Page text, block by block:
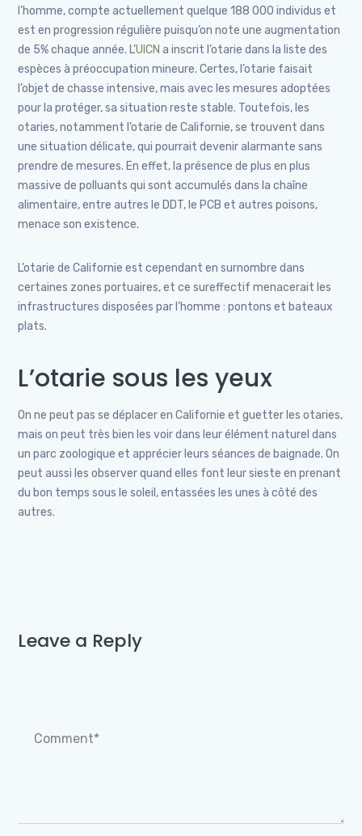
l’homme, compte actuellement quelque 188 000 individus et
est en progression régulière puisqu’on note une augmentation
de 5% chaque année. L’UICN a inscrit l’otarie dans la liste des
espèces à préoccupation mineure. Certes, l’otarie faisait
l’objet de chasse intensive, mais avec les mesures adoptées
pour la protéger, sa situation reste stable. Toutefois, les
otaries, notamment l’otarie de Californie, se trouvent dans
une situation délicate, qui pourrait devenir alarmante sans
prendre de mesures. En effet, la présence de plus en plus
massive de polluants qui sont accumulés dans la chaîne
alimentaire, entre autres le DDT, le PCB et autres poisons,
menace son existence.
L’otarie de Californie est cependant en surnombre dans
certaines zones portuaires, et ce sureffectif menacerait les
infrastructures disposées par l’homme : pontons et bateaux
plats.
L’otarie sous les yeux
On ne peut pas se déplacer en Californie et guetter les otaries,
mais on peut très bien les voir dans leur élément naturel dans
un parc zoologique et apprécier leurs séances de baignade. On
peut aussi les observer quand elles font leur sieste en prenant
du bon temps sous le soleil, entassées les unes à côté des
autres.
Leave a Reply